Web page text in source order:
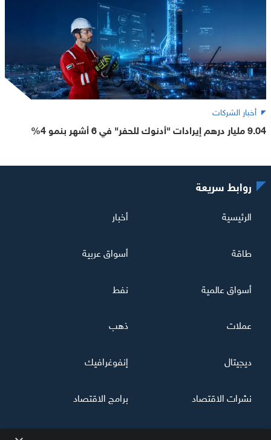
أخبار الشركات
9.04 مليار درهم إيرادات "أدنوك للحفر" في 6 أشهر بنمو 4%
روابط سريعة
الرئيسية أخبار
طاقة أسواق عربية
أسواق عالمية نفط
عملات ذهب
ديجيتال إنفوغرافيك
نشرات الاقتصاد برامج الاقتصاد